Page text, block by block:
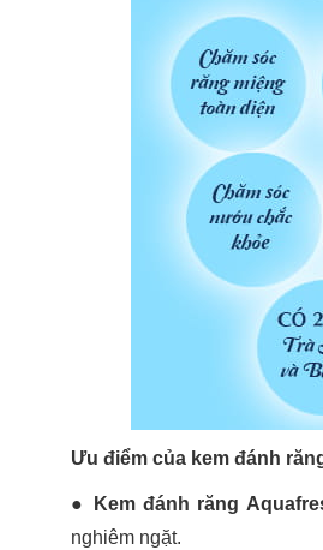
Ưu điểm của kem đánh
● Kem đánh răng
nghiêm ngặt.